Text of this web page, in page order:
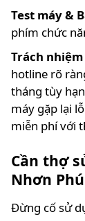
Test máy &
phím chức
Trách
hotline rõ
tháng tùy
máy gặp lại
miễn phí với
Cần thợ
Nhơn
Đừng cố sử